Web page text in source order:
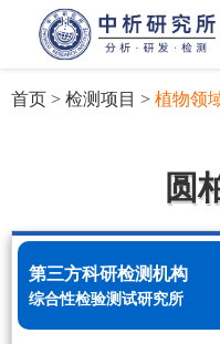
首页 > 检测项目 > 植物领
圆
第三方科研检测机构
综合性检验测试研究所